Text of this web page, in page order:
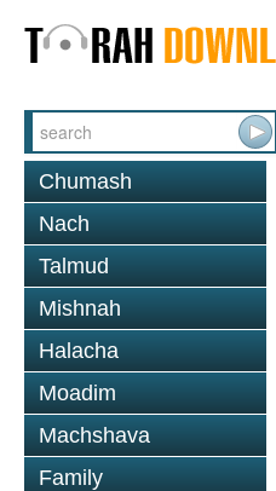
Chumash
Nach
Talmud
Mishnah
Halacha
Moadim
Machshava
Family